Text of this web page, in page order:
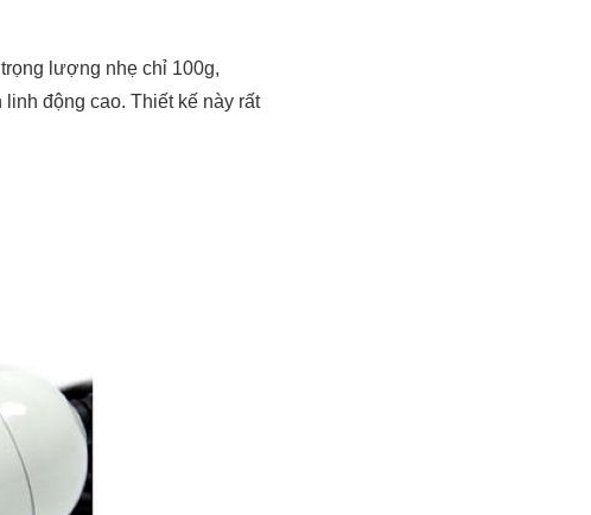
lượng nhẹ chỉ 100g,
động cao. Thiết kế này rất